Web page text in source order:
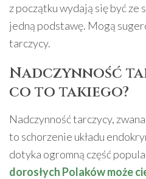
z początku wydają się być ze
jedną podstawę. Mogą
tarczycy.
Nadczynność
co to takiego?
Nadczynność tarczycy,
to schorzenie układu
dotyka ogromną część
dorosłych Polaków może